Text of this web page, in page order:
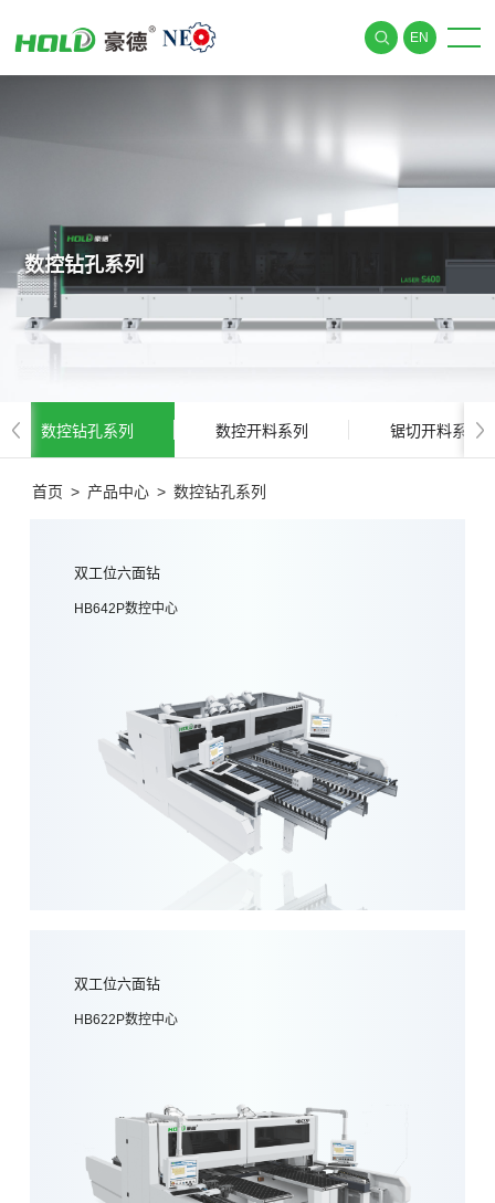
EN
数控钻孔系列
数控钻孔系列 数控开料系列 锯切开料系列
首页 > 产品中心 > 数控钻孔系列
双工位六面钻
HB642P数控中心
双工位六面钻
HB622P数控中心